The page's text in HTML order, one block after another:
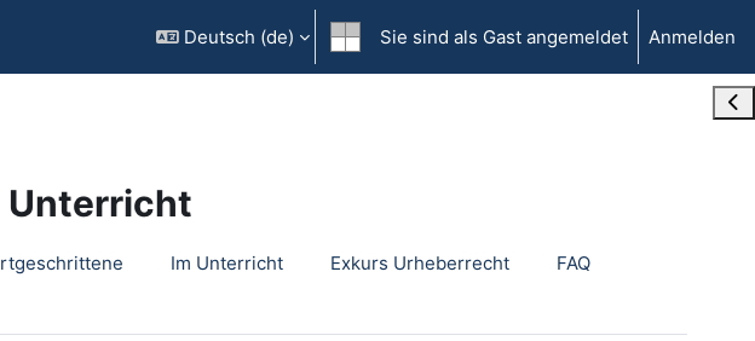
Deutsch ‎(de)‎ Sie sind als Gast angemeldet Anmelden
Unterricht
Im Unterricht Exkurs Urheberrecht FAQ